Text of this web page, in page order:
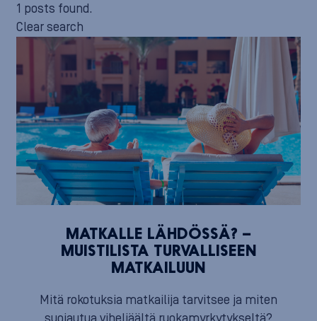
1 posts found.
Clear search
MATKALLE LÄHDÖSSÄ? –
MUISTILISTA TURVALLISEEN
MATKAILUUN
Mitä rokotuksia matkailija tarvitsee ja miten